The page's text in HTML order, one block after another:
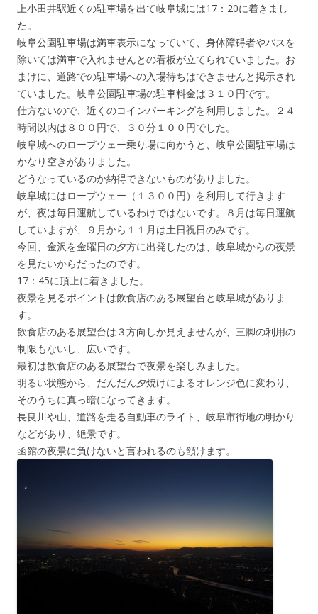
上小田井駅近くの駐車場を出て岐阜城には17：20に着きまし
た。
岐阜公園駐車場は満車表示になっていて、身体障碍者やバスを
除いては満車で入れませんとの看板が立てられていました。お
まけに、道路での駐車場への入場待ちはできませんと掲示され
ていました。岐阜公園駐車場の駐車料金は３１０円です。
仕方ないので、近くのコインパーキングを利用しました。２４
時間以内は８００円で、３０分１００円でした。
岐阜城へのロープウェー乗り場に向かうと、岐阜公園駐車場は
かなり空きがありました。
どうなっているのか納得できないものがありました。
岐阜城にはロープウェー（１３００円）を利用して行きます
が、夜は毎日運航しているわけではないです。８月は毎日運航
していますが、９月から１１月は土日祝日のみです。
今回、金沢を金曜日の夕方に出発したのは、岐阜城からの夜景
を見たいからだったのです。
17：45に頂上に着きました。
夜景を見るポイントは飲食店のある展望台と岐阜城がありま
す。
飲食店のある展望台は３方向しか見えませんが、三脚の利用の
制限もないし、広いです。
最初は飲食店のある展望台で夜景を楽しみました。
明るい状態から、だんだん夕焼けによるオレンジ色に変わり、
そのうちに真っ暗になってきます。
長良川や山、道路を走る自動車のライト、岐阜市街地の明かり
などがあり、絶景です。
函館の夜景に負けないと言われるのも頷けます。